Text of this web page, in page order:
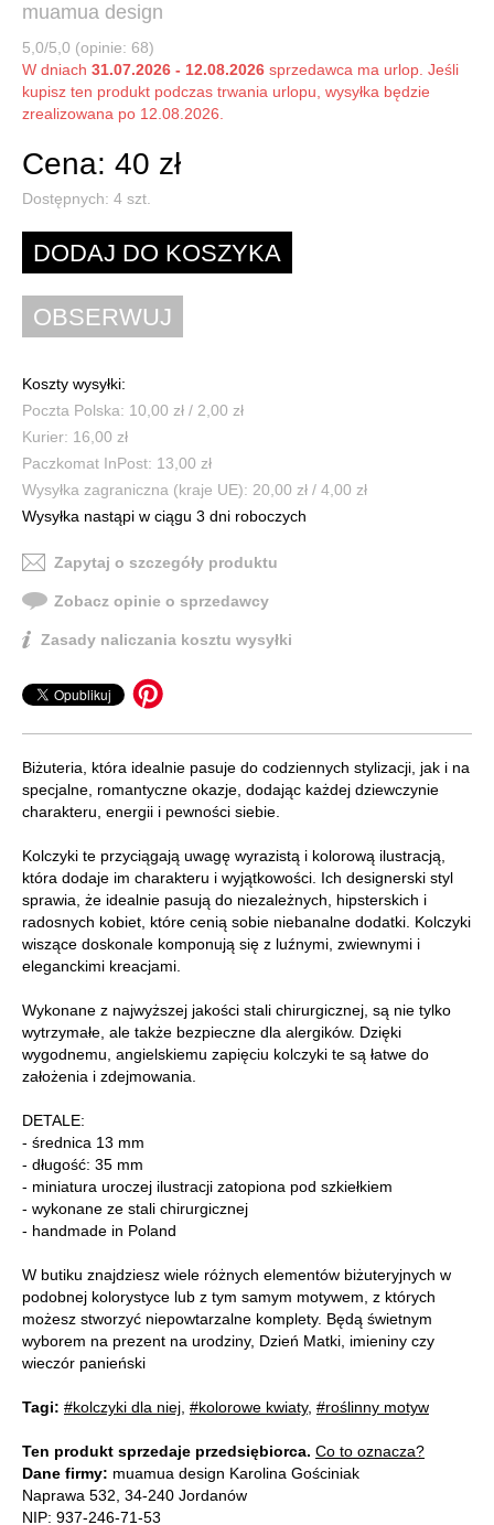
muamua design
5,0/5,0 (opinie: 68)
W dniach 31.07.2026 - 12.08.2026 sprzedawca ma urlop. Jeśli
kupisz ten produkt podczas trwania urlopu, wysyłka będzie
zrealizowana po 12.08.2026.
Cena: 40 zł
Dostępnych: 4 szt.
Koszty wysyłki:
Poczta Polska: 10,00 zł / 2,00 zł
Kurier: 16,00 zł
Paczkomat InPost: 13,00 zł
Wysyłka zagraniczna (kraje UE): 20,00 zł / 4,00 zł
Wysyłka nastąpi w ciągu 3 dni roboczych
Zapytaj o szczegóły produktu
Zobacz opinie o sprzedawcy
Zasady naliczania kosztu wysyłki
Biżuteria, która idealnie pasuje do codziennych stylizacji, jak i na
specjalne, romantyczne okazje, dodając każdej dziewczynie
charakteru, energii i pewności siebie.
Kolczyki te przyciągają uwagę wyrazistą i kolorową ilustracją,
która dodaje im charakteru i wyjątkowości. Ich designerski styl
sprawia, że idealnie pasują do niezależnych, hipsterskich i
radosnych kobiet, które cenią sobie niebanalne dodatki. Kolczyki
wiszące doskonale komponują się z luźnymi, zwiewnymi i
eleganckimi kreacjami.
Wykonane z najwyższej jakości stali chirurgicznej, są nie tylko
wytrzymałe, ale także bezpieczne dla alergików. Dzięki
wygodnemu, angielskiemu zapięciu kolczyki te są łatwe do
założenia i zdejmowania.
DETALE:
- średnica 13 mm
- długość: 35 mm
- miniatura uroczej ilustracji zatopiona pod szkiełkiem
- wykonane ze stali chirurgicznej
- handmade in Poland
W butiku znajdziesz wiele różnych elementów biżuteryjnych w
podobnej kolorystyce lub z tym samym motywem, z których
możesz stworzyć niepowtarzalne komplety. Będą świetnym
wyborem na prezent na urodziny, Dzień Matki, imieniny czy
wieczór panieński
Tagi: #kolczyki dla niej #kolorowe kwiaty, #roślinny motyw
Ten produkt sprzedaje przedsiębiorca. Co to oznacza?
Dane firmy: muamua design Karolina Gościniak
Naprawa 532, 34-240 Jordanów
NIP: 937-246-71-53